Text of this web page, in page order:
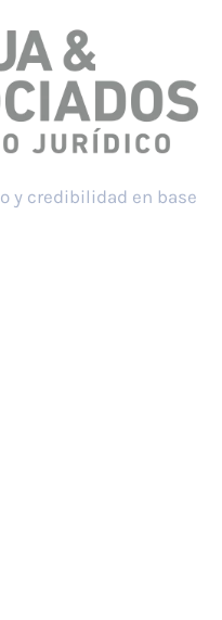
y credibilidad en base